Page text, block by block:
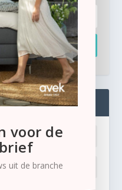
voor de
uit de branche